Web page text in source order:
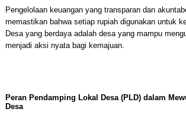
Pengelolaan keuangan yang transparan dan
memastikan bahwa setiap rupiah digunakan untuk
Desa yang berdaya adalah desa yang mampu
menjadi aksi nyata bagi kemajuan.
Peran Pendamping Lokal Desa (PLD) dalam
Desa